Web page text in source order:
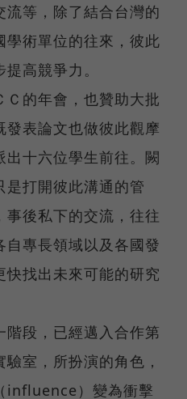
等，除了結合台灣的
術單位的往來，彼此
高競爭力。
的年會，也贊助大批
表論文也做彼此觀摩
十六位學生前往。闕
是打開彼此溝通的管
後私下的交流，往往
專長領域以及各國發
快找出未來可能的研究
段，已經邁入合作第
室，所扮演的角色，
influence）變為衝擊